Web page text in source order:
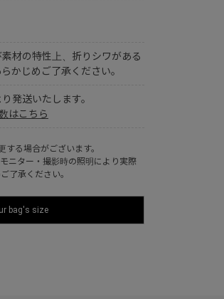
発送いたします。
はこちら
る場合がございます。
ニター・撮影時の照明により実際
了承ください。
材の特性上、折りシワがある
かじめご了承ください。
bag's size